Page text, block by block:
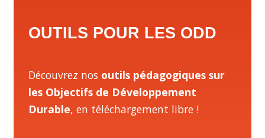
OUTILS POUR LES ODD
Découvrez nos outils pédagogiques sur
les Objectifs de Développement
Durable, en téléchargement libre !